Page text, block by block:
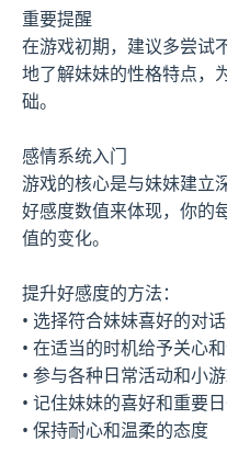
重要提醒
在游戏初期，建议多尝试
地了解妹妹的性格特点，
础。
感情系统入门
游戏的核心是与妹妹建立
好感度数值来体现，你的
值的变化。
提升好感度的方法：
• 选择符合妹妹喜好的对
• 在适当的时机给予关心
• 参与各种日常活动和小
• 记住妹妹的喜好和重要
• 保持耐心和温柔的态度